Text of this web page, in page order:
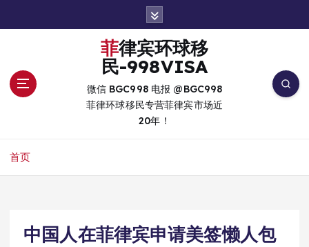
菲律宾环球移
民-998VISA
微信 BGC998 电报 @BGC998
菲律环球移民专营菲律宾市场近
20年！
首页
中国人在菲律宾申请美签懒人包